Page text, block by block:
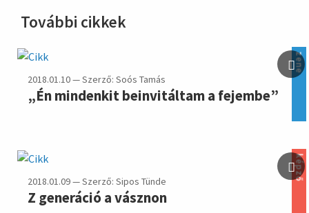
További cikkek
zene
2018.01.10 — Szerző: Soós Tamás
„Én mindenkit beinvitáltam a fejembe”
képző
2018.01.09 — Szerző: Sipos Tünde
Z generáció a vásznon